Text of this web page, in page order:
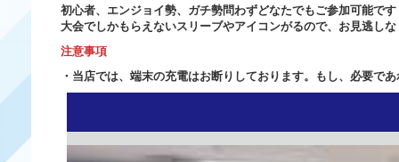
初心者、エンジョイ勢、ガチ勢問わずどなたでもご参加可能で
大会でしかもらえないスリーブやアイコンがるので、お見逃し
注意事項
・当店では、端末の充電はお断りしております。もし、必要で